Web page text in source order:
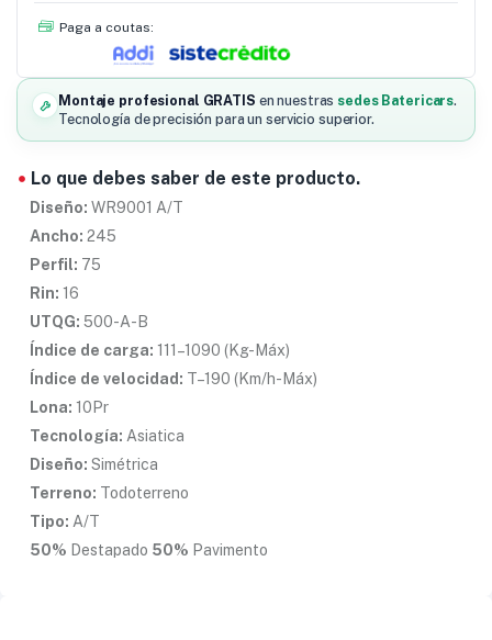
Paga a coutas:
Montaje profesional GRATIS en nuestras sedes Batericars.
Tecnología de precisión para un servicio superior.
Lo que debes saber de este producto.
Diseño: WR9001 A/T
Ancho: 245
Perfil: 75
Rin: 16
UTQG: 500-A-B
Índice de carga: 111–1090 (Kg-Máx)
Índice de velocidad: T–190 (Km/h-Máx)
Lona: 10Pr
Tecnología: Asiatica
Diseño: Simétrica
Terreno: Todoterreno
Tipo: A/T
50% Destapado 50% Pavimento